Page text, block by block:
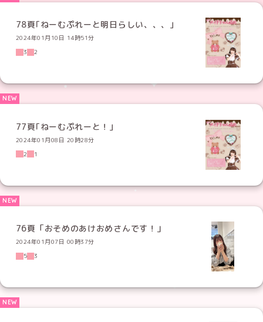
78頁｢ねーむぷれーと明日らしい、、、｣
2024年01月10日 14時51分
3
2
77頁｢ねーむぷれーと！｣
2024年01月08日 20時28分
2
1
76頁「おそめのあけおめさんです！」
2024年01月07日 00時37分
5
3